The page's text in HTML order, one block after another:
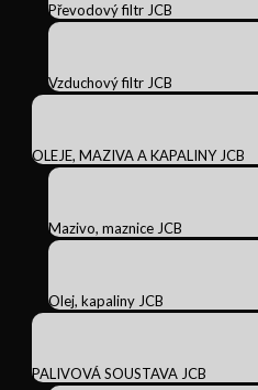
Převodový filtr JCB
Vzduchový filtr JCB
OLEJE, MAZIVA A KAPALINY JCB
Mazivo, maznice JCB
Olej, kapaliny JCB
PALIVOVÁ SOUSTAVA JCB